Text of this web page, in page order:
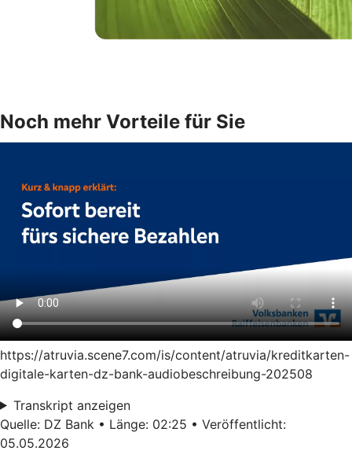
Noch mehr Vorteile für Sie
https://atruvia.scene7.com/is/content/atruvia/kreditkarten-
digitale-karten-dz-bank-audiobeschreibung-202508
Transkript anzeigen
Quelle: DZ Bank • Länge: 02:25 • Veröffentlicht:
05.05.2026